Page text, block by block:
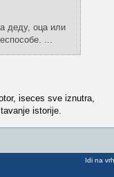
деду, оца или
...
iseces sve iznutra,
istorije.
Idi na vrh